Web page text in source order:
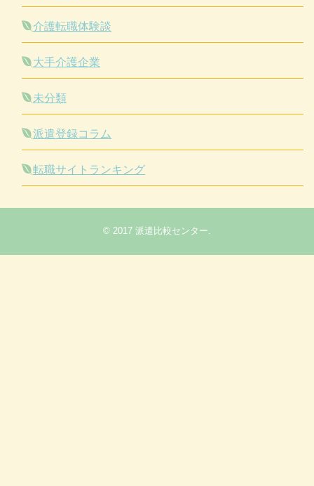
介護転職体験談
大手介護企業
未分類
派遣登録コラム
転職サイトランキング
© 2017 派遣比較センター